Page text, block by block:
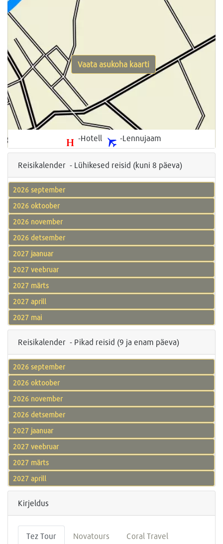
-Hotell -Lennujaam
Vaata asukoha kaarti
Reisikalender - Lühikesed reisid (kuni 8 päeva)
2026 september
2026 oktoober
2026 november
2026 detsember
2027 jaanuar
2027 veebruar
2027 märts
2027 aprill
2027 mai
Reisikalender - Pikad reisid (9 ja enam päeva)
2026 september
2026 oktoober
2026 november
2026 detsember
2027 jaanuar
2027 veebruar
2027 märts
2027 aprill
Kirjeldus
Tez Tour Novatours Coral Travel